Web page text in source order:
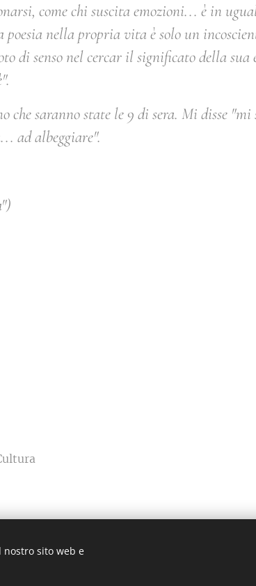
come chi suscita emozioni... è in
nella propria vita è solo un
di senso nel cercar il significato della sua
".
saranno state le 9 di sera. Mi disse "mi
ad albeggiare".
indipendente di informazione artistica e
nostro sito web e